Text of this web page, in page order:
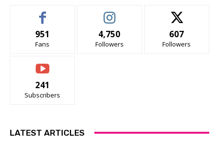
951
Fans
4,750
Followers
607
Followers
241
Subscribers
LATEST ARTICLES